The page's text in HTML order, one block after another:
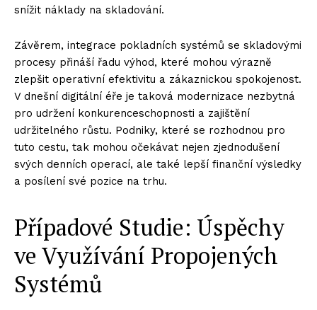
snížit náklady na skladování.
Závěrem, integrace pokladních systémů se skladovými
procesy přináší řadu výhod, které mohou výrazně
zlepšit operativní efektivitu a zákaznickou spokojenost.
V dnešní digitální éře je taková modernizace nezbytná
pro udržení konkurenceschopnosti a zajištění
udržitelného růstu. Podniky, které se rozhodnou pro
tuto cestu, tak mohou očekávat nejen zjednodušení
svých denních operací, ale také lepší finanční výsledky
a posílení své pozice na trhu.
Případové Studie: Úspěchy
ve Využívání Propojených
Systémů